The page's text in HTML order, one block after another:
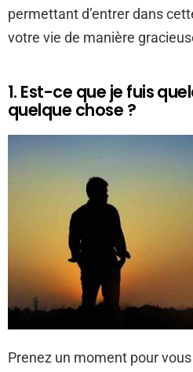
permettant d’entrer dans
votre vie de manière
1. Est-ce que je fuis
quelque chose ?
Prenez un moment pour